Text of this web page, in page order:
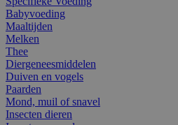
Babyvoeding
Maaltijden
Melken
Thee
Diergeneesmiddelen
Duiven en vogels
Paarden
Mond, muil of snavel
Insecten dieren